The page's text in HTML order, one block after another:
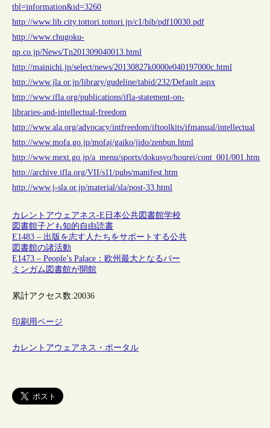
tbl=information&id=3260
http://www.lib.city.tottori.tottori.jp/c1/bib/pdf10030.pdf
http://www.chugoku-
np.co.jp/News/Tn201309040013.html
http://mainichi.jp/select/news/20130827k0000e040197000c.html
http://www.jla.or.jp/library/gudeline/tabid/232/Default.aspx
http://www.ifla.org/publications/ifla-statement-on-
libraries-and-intellectual-freedom
http://www.ala.org/advocacy/intfreedom/iftoolkits/ifmanual/intellectual
http://www.mofa.go.jp/mofaj/gaiko/jido/zenbun.html
http://www.mext.go.jp/a_menu/sports/dokusyo/hourei/cont_001/001.htm
http://archive.ifla.org/VII/s11/pubs/manifest.htm
http://www.j-sla.or.jp/material/sla/post-33.html
カレントアウェアネス-E 日本公共図書館学校
図書館子ども知的自由読書
E1483 – 出版を志す人たちをサポートする公共
図書館の諸活動
E1473 – People’s Palace：欧州最大となるバー
ミンガム図書館が開館
累計アクセス数:20036
印刷用ページ
カレントアウェアネス・ポータル